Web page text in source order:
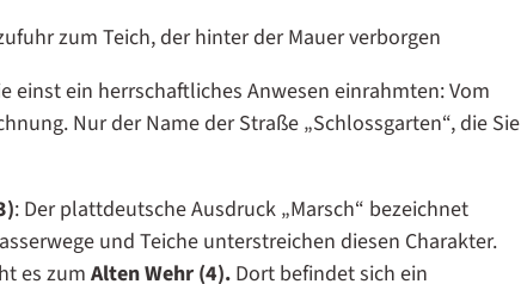
zum Teich, der hinter der Mauer verborgen
einst ein herrschaftliches Anwesen einrahmten: Vom
Nur der Name der Straße „Schlossgarten“, die Sie
: Der plattdeutsche Ausdruck „Marsch“ bezeichnet
und Teiche unterstreichen diesen Charakter.
es zum Alten Wehr (4). Dort befindet sich ein